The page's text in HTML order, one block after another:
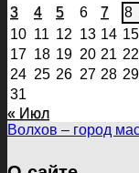
3
4 5 6 7 8
10 11 12 13 14 15
17 18 19 20 21 22
24 25 26 27 28 29
31
« Июл
Волхов – город